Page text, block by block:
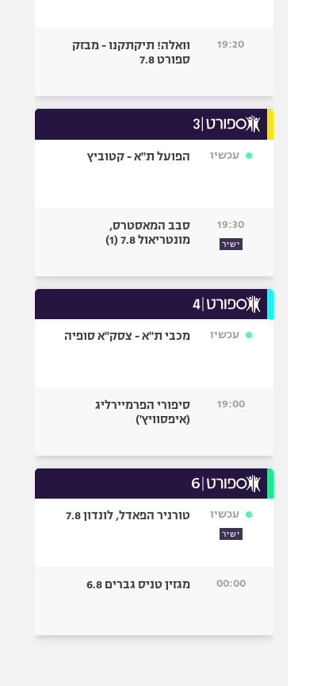
19:20
וואלה! תיקתקנו - מבזק
ספורט 7.8
עכשיו הפועל ת"א - קטוביץ
19:30
ישיר
סבב המאסטרס,
מונטריאול 7.8 (1)
עכשיו מכבי ת"א - צסק"א סופיה
19:00
סיפורי הפרמיירליג
(איפסוויץ')
עכשיו
ישיר
טורניר הפאדל, לונדון 7.8
00:00 מגזין טניס גברים 6.8